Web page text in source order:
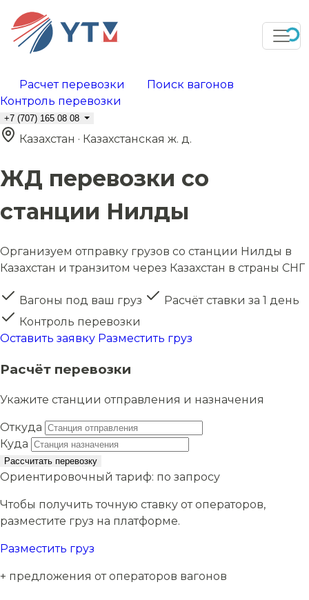
Расчет перевозки
Поиск вагонов
Контроль перевозки
+7 (707) 165 08 08
Казахстан · Казахстанская ж. д.
ЖД перевозки со
станции Нилды
Организуем отправку грузов со станции Нилды в
Казахстан и транзитом через Казахстан в страны СНГ
Вагоны под ваш груз
Расчёт ставки за 1 день
Контроль перевозки
Оставить заявку Разместить груз
Расчёт перевозки
Укажите станции отправления и назначения
Откуда
Куда
Рассчитать перевозку
Ориентировочный тариф: по запросу
Чтобы получить точную ставку от операторов,
разместите груз на платформе.
Разместить груз
+ предложения от операторов вагонов